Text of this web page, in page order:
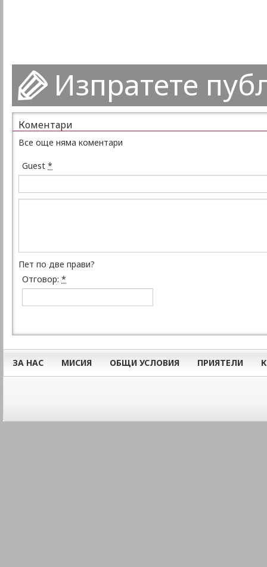
Изпратете
Коментари
Все още няма коментари
Guest *
Пет по две прави?
Отговор: *
ЗА НАС МИСИЯ ОБЩИ УСЛОВИЯ ПРИЯТЕЛИ